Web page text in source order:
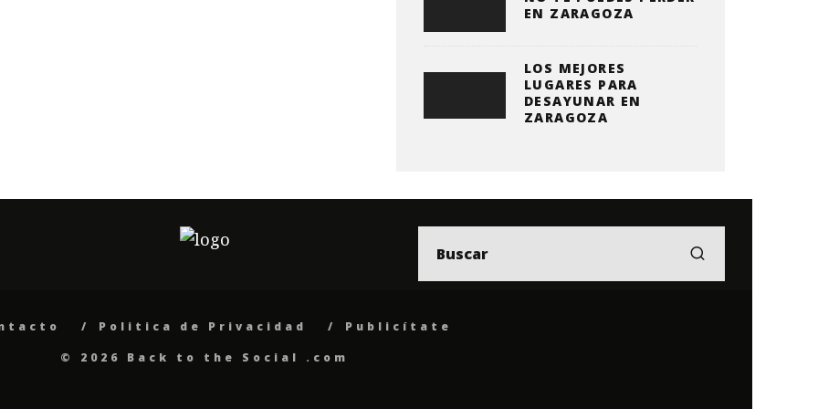
EN ZARAGOZA
LOS MEJORES
LUGARES PARA
DESAYUNAR EN
ZARAGOZA
Politica de Privacidad
Publicítate
© 2026 Back to the Social .com